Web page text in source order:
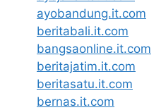
ayobandung.it.com
beritabali.it.com
bangsaonline.it.com
beritajatim.it.com
beritasatu.it.com
bernas.it.com